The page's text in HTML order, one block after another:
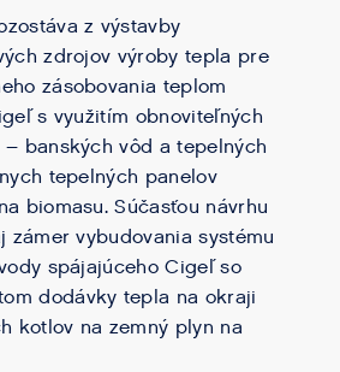
z výstavby
zdrojov výroby tepla pre
zásobovania teplom
s využitím obnoviteľných
banských vôd a tepelných
tepelných panelov
biomasu. Súčasťou návrhu
zámer vybudovania systému
spájajúceho Cigeľ so
dodávky tepla na okraji
kotlov na zemný plyn na